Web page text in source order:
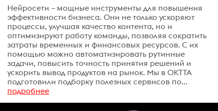
Нейросети – мощные инструменты для повышения
эффективности бизнеса. Они не только ускоряют
процессы, улучшая качество контента, но и
оптимизируют работу команды, позволяя сократить
затраты временных и финансовых ресурсов. С их
помощью можно автоматизировать рутинные
задачи, повысить точность принятия решений и
ускорить вывод продуктов на рынок. Мы в OKTTA
подготовили подборку полезных сервисов по...
подробнее